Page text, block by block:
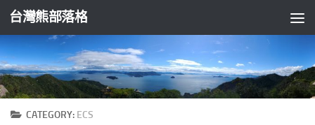
Skip to content
台灣熊部落格
CATEGORY: ECS